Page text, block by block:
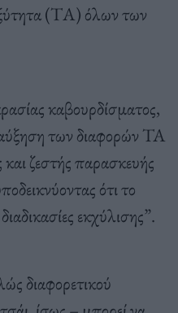
(ΤΑ) όλων των
καβουρδίσματος,
των διαφορών TA
ζεστής παρασκευής
ότι το
εκχύλισης”.
διαφορετικού